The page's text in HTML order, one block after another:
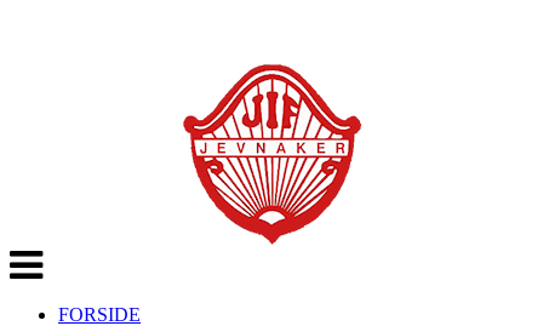
Veksle
navigasjon
FORSIDE